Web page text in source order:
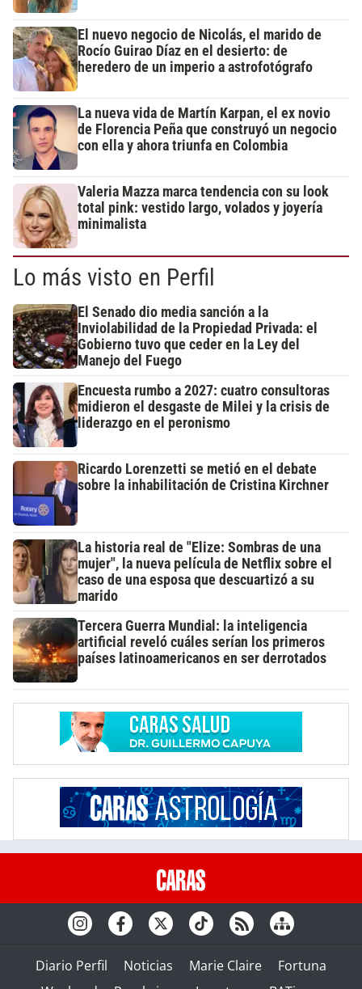
El nuevo negocio de Nicolás, el marido de
Rocío Guirao Díaz en el desierto: de
heredero de un imperio a astrofotógrafo
La nueva vida de Martín Karpan, el ex novio
de Florencia Peña que construyó un negocio
con ella y ahora triunfa en Colombia
Valeria Mazza marca tendencia con su look
total pink: vestido largo, volados y joyería
minimalista
Lo más visto en Perfil
El Senado dio media sanción a la
Inviolabilidad de la Propiedad Privada: el
Gobierno tuvo que ceder en la Ley del
Manejo del Fuego
Encuesta rumbo a 2027: cuatro consultoras
midieron el desgaste de Milei y la crisis de
liderazgo en el peronismo
Ricardo Lorenzetti se metió en el debate
sobre la inhabilitación de Cristina Kirchner
La historia real de "Elize: Sombras de una
mujer", la nueva película de Netflix sobre el
caso de una esposa que descuartizó a su
marido
Tercera Guerra Mundial: la inteligencia
artificial reveló cuáles serían los primeros
países latinoamericanos en ser derrotados
Diario Perfil Noticias Marie Claire
Fortuna